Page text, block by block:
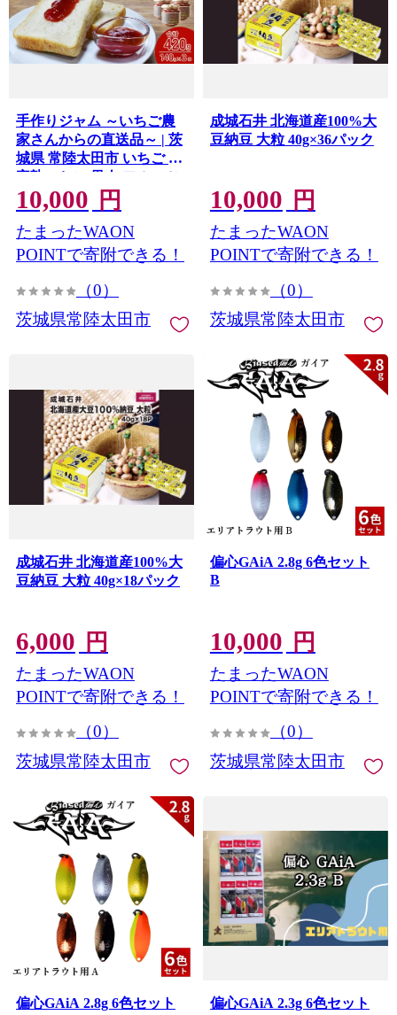
手作りジャム ～いちご農
家さんからの直送品～ | 茨
城県 常陸太田市 いちご 苺
完熟いちご 果肉 フルーツ
ジャム ホームメイド 手作
り 自家製 おすすめ おいし
い 甘い パン ヨーグルト 朝
食 おやつ トッピング 人気
フト 贈答品
10,000 円
たまったWAON
POINTで寄附できる！
（0）
茨城県常陸太田市
成城石井 北海道産100%大
豆納豆 大粒 40g×36パック
10,000 円
たまったWAON
POINTで寄附できる！
（0）
茨城県常陸太田市
成城石井 北海道産100%大
豆納豆 大粒 40g×18パック
6,000 円
たまったWAON
POINTで寄附できる！
（0）
茨城県常陸太田市
偏心GAiA 2.8g 6色セット
B
10,000 円
たまったWAON
POINTで寄附できる！
（0）
茨城県常陸太田市
偏心GAiA 2.8g 6色セット
偏心GAiA 2.3g 6色セット